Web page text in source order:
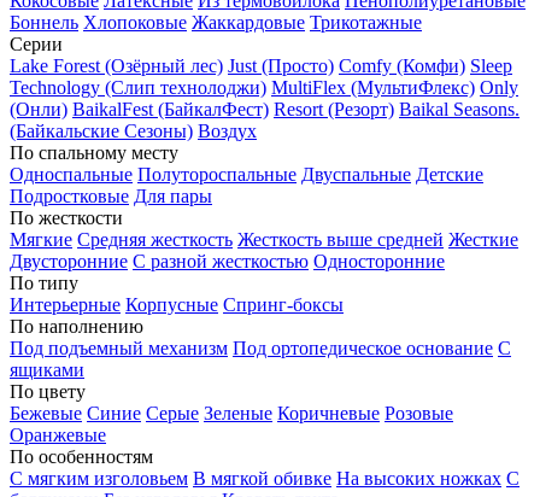
Боннель Хлопоковые Жаккардовые Трикотажные
Серии
Lake Forest (Озёрный лес) Just (Просто) Comfy (Комфи) Sleep
Technology (Слип технолоджи) MultiFlex (МультиФлекс) Only
(Онли) BaikalFest (БайкалФест) Resort (Резорт) Baikal Seasons.
(Байкальские Сезоны) Воздух
По спальному месту
Односпальные Полутороспальные Двуспальные Детские
Подростковые Для пары
По жесткости
Мягкие Средняя жесткость Жесткость выше средней Жесткие
Двусторонние С разной жесткостью Односторонние
По типу
Интерьерные Корпусные Спринг-боксы
По наполнению
Под подъемный механизм Под ортопедическое основание С
ящиками
По цвету
Бежевые Синие Серые Зеленые Коричневые Розовые
Оранжевые
По особенностям
С мягким изголовьем В мягкой обивке На высоких ножках С